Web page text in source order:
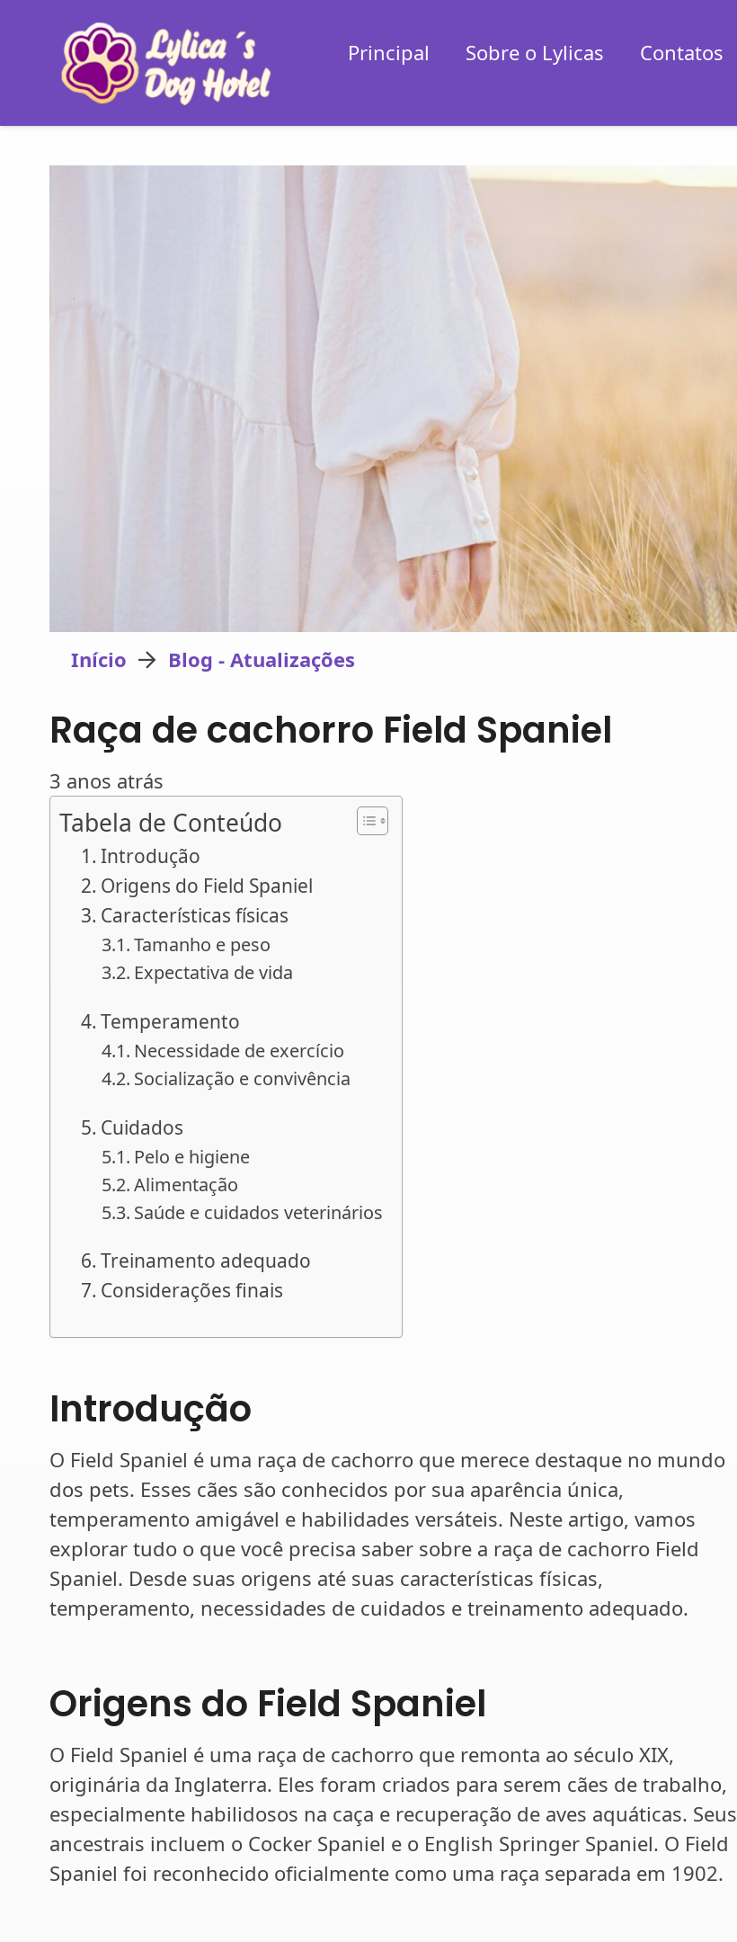
Principal Sobre o Lylicas Contatos
Início Blog - Atualizações
Raça de cachorro Field Spaniel
3 anos atrás
Tabela de Conteúdo
Introdução
Origens do Field Spaniel
Características físicas
Tamanho e peso
Expectativa de vida
Temperamento
Necessidade de exercício
Socialização e convivência
Cuidados
Pelo e higiene
Alimentação
Saúde e cuidados veterinários
Treinamento adequado
Considerações finais
Introdução
O Field Spaniel é uma raça de cachorro que merece destaque no mundo
dos pets. Esses cães são conhecidos por sua aparência única,
temperamento amigável e habilidades versáteis. Neste artigo, vamos
explorar tudo o que você precisa saber sobre a raça de cachorro Field
Spaniel. Desde suas origens até suas características físicas,
temperamento, necessidades de cuidados e treinamento adequado.
Origens do Field Spaniel
O Field Spaniel é uma raça de cachorro que remonta ao século XIX,
originária da Inglaterra. Eles foram criados para serem cães de trabalho,
especialmente habilidosos na caça e recuperação de aves aquáticas. Seus
ancestrais incluem o Cocker Spaniel e o English Springer Spaniel. O Field
Spaniel foi reconhecido oficialmente como uma raça separada em 1902.